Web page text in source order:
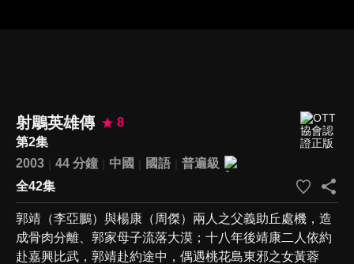
射鵰英雄傳
8
第2集
2003
44 分鐘 中國 國語
普遍級
全42集
郭靖（李亞鵬）與楊康（周傑）兩人之父義助丘處機，造
成骨肉分離、郭家母子流落大漠；十八年後靖康二人依約
赴嘉興比武，郭靖赴約途中，偶遇桃花島東邪之女黃蓉